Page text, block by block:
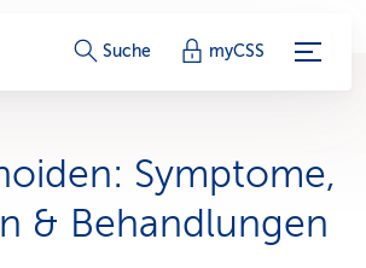
S
v
i
Suche myCSS
Symptome,
& Behandlungen